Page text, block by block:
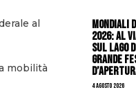
al
mobilità
Mondiali
2026: al
sul Lago
grande
4 Agosto 2026